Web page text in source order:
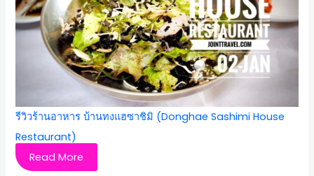
รีวิวร้านอาหาร บ้านทงแฮซาชิมิ (Donghae Sashimi House
Restaurant)
Read More